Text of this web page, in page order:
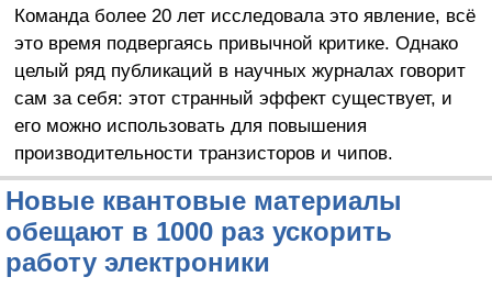
Команда более 20 лет исследовала это явление, всё
это время подвергаясь привычной критике. Однако
целый ряд публикаций в научных журналах говорит
сам за себя: этот странный эффект существует, и
его можно использовать для повышения
производительности транзисторов и чипов.
Новые квантовые материалы
обещают в 1000 раз ускорить
работу электроники